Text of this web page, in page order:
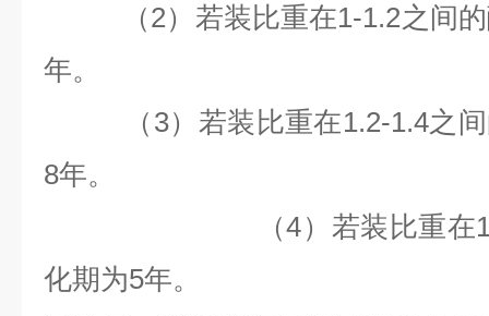
（2）若装比重在1-1.2之间的
年。
（3）若装比重在1.2-1.4之间
8年。
（4）若装比重在1.4以
化期为5年。